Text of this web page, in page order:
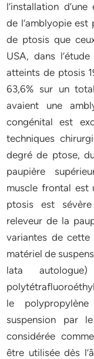
l’installation
de l’amblyopie
de ptosis que
USA, dans
atteints de ptosis
63,6% sur un
avaient une
congénital est
techniques
degré de ptose,
paupière
muscle frontal est
ptosis est
releveur de la
variantes de
matériel de
lata
le
suspension par
considérée
être utilisée dès